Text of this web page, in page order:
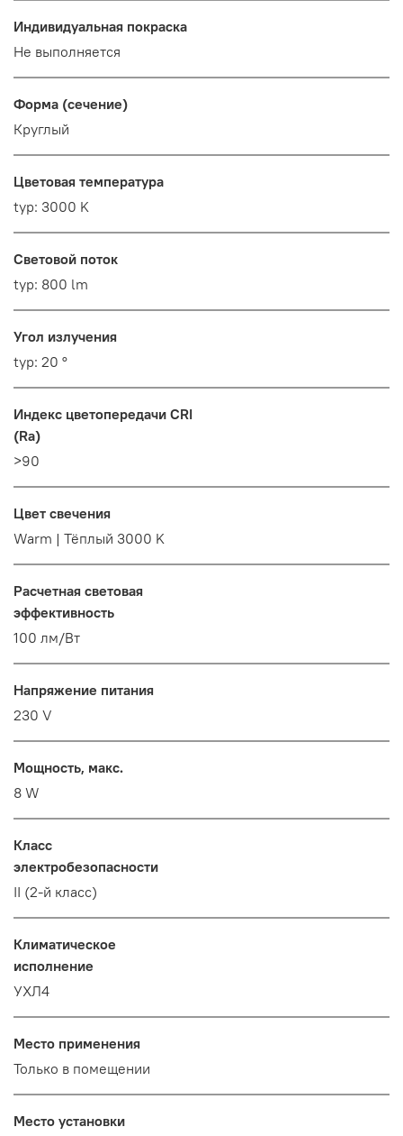
Индивидуальная покраска
Не выполняется
Форма (сечение)
Круглый
Цветовая температура
typ: 3000 K
Световой поток
typ: 800 lm
Угол излучения
typ: 20 °
Индекс цветопередачи CRI
(Ra)
>90
Цвет свечения
Warm | Тёплый 3000 K
Расчетная световая
эффективность
100 лм/Вт
Напряжение питания
230 V
Мощность, макс.
8 W
Класс
электробезопасности
II (2-й класс)
Климатическое
исполнение
УХЛ4
Место применения
Только в помещении
Место установки